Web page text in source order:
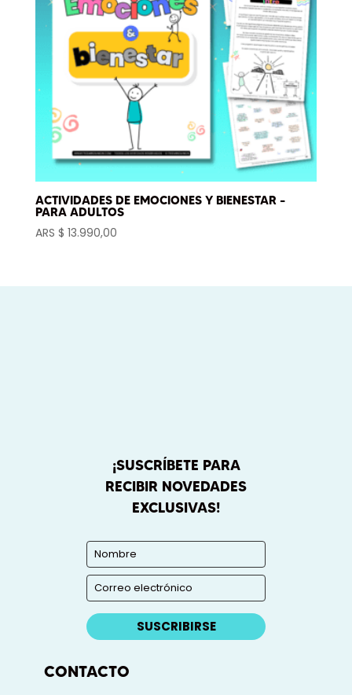
ACTIVIDADES DE EMOCIONES Y BIENESTAR –
PARA ADULTOS
ARS $ 13.990,00
¡SUSCRÍBETE PARA
RECIBIR NOVEDADES
EXCLUSIVAS!
SUSCRIBIRSE
CONTACTO